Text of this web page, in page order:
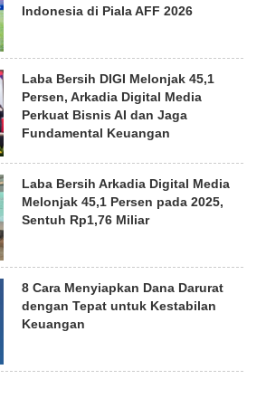
Indonesia di Piala AFF 2026
Laba Bersih DIGI Melonjak 45,1
Persen, Arkadia Digital Media
Perkuat Bisnis AI dan Jaga
Fundamental Keuangan
Laba Bersih Arkadia Digital Media
Melonjak 45,1 Persen pada 2025,
Sentuh Rp1,76 Miliar
8 Cara Menyiapkan Dana Darurat
dengan Tepat untuk Kestabilan
Keuangan